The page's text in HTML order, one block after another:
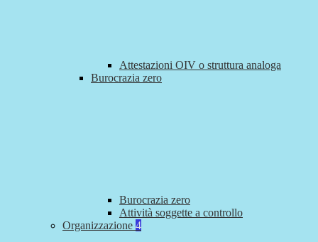
Attestazioni OIV o struttura analoga
Burocrazia zero
Burocrazia zero
Attività soggette a controllo
Organizzazione 4